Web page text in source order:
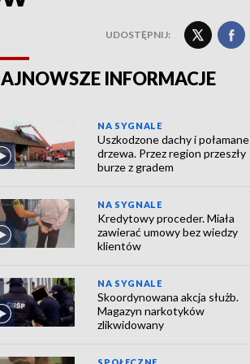
UDOSTĘPNIJ:
INFORMACJE
NA SYGNALE
Uszkodzone dachy i połamane
drzewa. Przez region przeszły
burze z gradem
NA SYGNALE
Kredytowy proceder. Miała
zawierać umowy bez wiedzy
klientów
NA SYGNALE
Skoordynowana akcja służb.
Magazyn narkotyków
zlikwidowany